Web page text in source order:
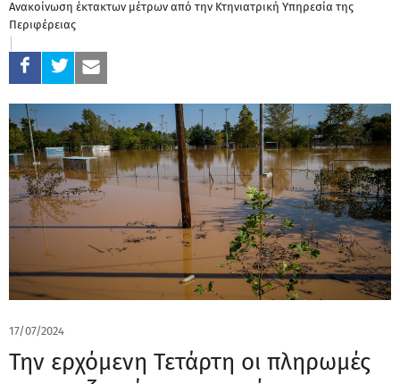
Ανακοίνωση έκτακτων μέτρων από την Κτηνιατρική Υπηρεσία της
Περιφέρειας
17/07/2024
Την ερχόμενη Τετάρτη οι πληρωμές